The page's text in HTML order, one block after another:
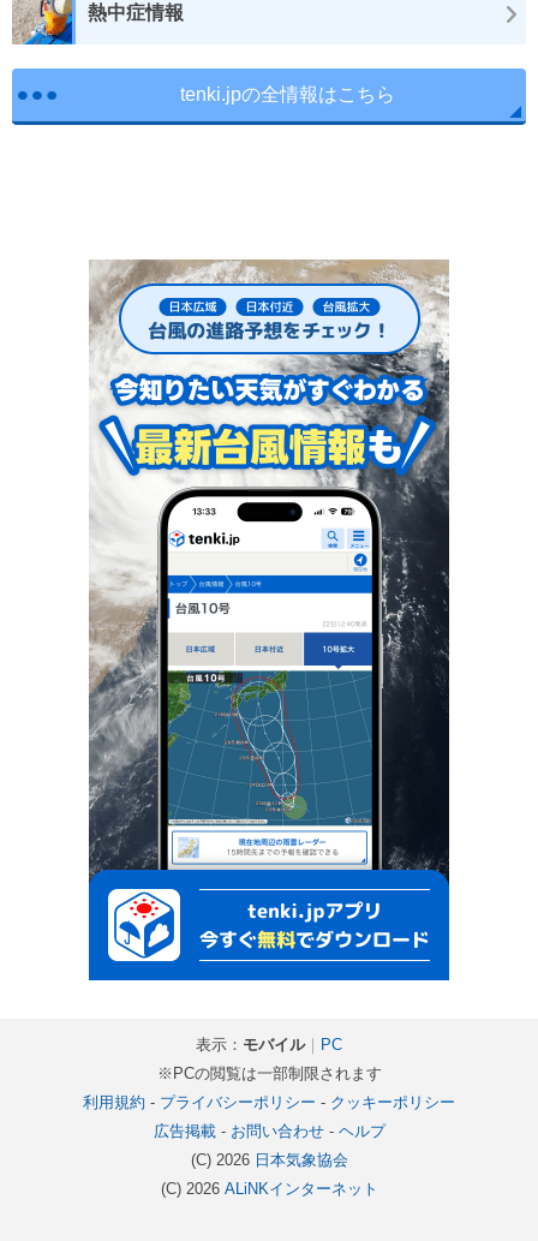
熱中症情報
tenki.jpの全情報はこちら
表示： モバイル｜ PC
※PCの閲覧は一部制限されます
利用規約 - プライバシーポリシー - クッキーポリシー
広告掲載- お問い合わせ- ヘルプ
(C) 2026 日本気象協会
(C) 2026 ALiNKインターネット